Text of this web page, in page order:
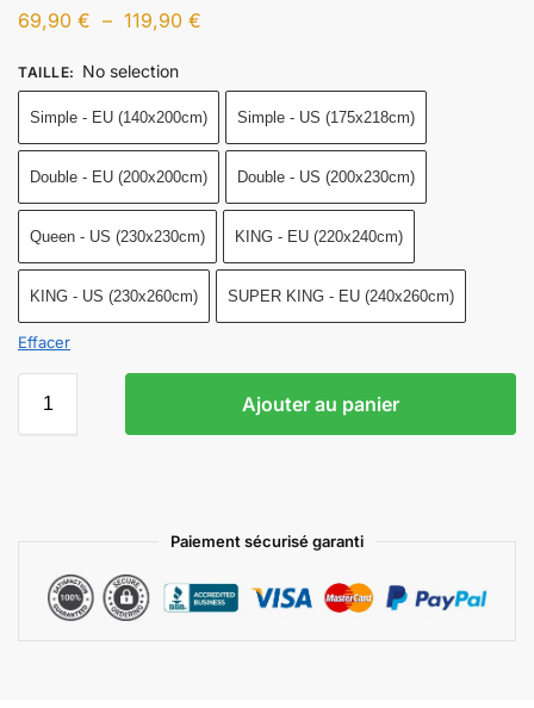
69,90 € – 119,90 €
TAILLE: No selection
Simple - EU (140x200cm) Simple - US (175x218cm)
Double - EU (200x200cm) Double - US (200x230cm)
Queen - US (230x230cm) KING - EU (220x240cm)
KING - US (230x260cm) SUPER KING - EU (240x260cm)
Effacer
Ajouter au panier
Paiement sécurisé garanti